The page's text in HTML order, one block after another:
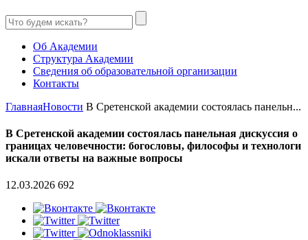
Об Академии
Структура Академии
Сведения об образовательной организации
Контакты
ГлавнаяНовости В Сретенской академии состоялась панельн...
В Сретенской академии состоялась панельная дискуссия о
границах человечности: богословы, философы и технологи
искали ответы на важные вопросы
12.03.2026 692